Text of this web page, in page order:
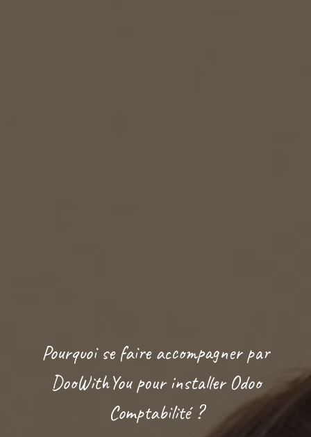
Pourquoi se faire accompagner par
DooWithYou pour installer Odoo
Comptabilité ?